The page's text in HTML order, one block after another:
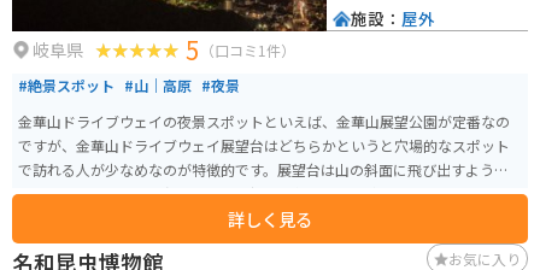
岐阜県 5 （口コミ1件）
#絶景スポット #山｜高原 #夜景
金華山ドライブウェイの夜景スポットといえば、金華山展望公園が定番なの
ですが、金華山ドライブウェイ展望台はどちらかというと穴場的なスポット
で訪れる人が少なめなのが特徴的です。展望台は山の斜面に飛び出すように
設置されており、180度のパノラマ夜景を楽しむことができます。
詳しく見る
施設： 屋外
名和昆虫博物館 お気に入り